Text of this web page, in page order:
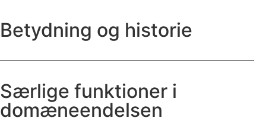
Betydning og historie
Særlige funktioner i
domæneendelsen